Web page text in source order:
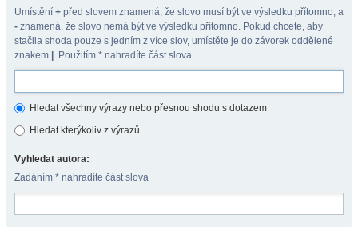
Umístění + před slovem znamená, že slovo musí být ve výsledku přítomno, a
- znamená, že slovo nemá být ve výsledku přítomno. Pokud chcete, aby
stačila shoda pouze s jedním z více slov, umístěte je do závorek oddělené
znakem . Použitím * nahradíte část slova
Hledat všechny výrazy nebo přesnou shodu s dotazem
Hledat kterýkoliv z výrazů
Vyhledat autora:
Zadáním * nahradíte část slova